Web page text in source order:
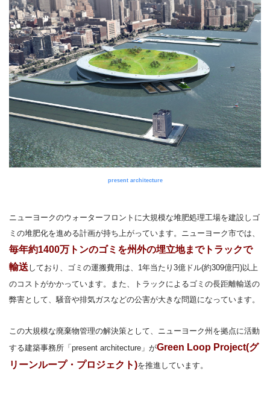
present architecture
ニューヨークのウォーターフロントに大規模な堆肥処理工場を建設しゴ
ミの堆肥化を進める計画が持ち上がっています。 ニューヨーク市では、
毎年約1400万トンのゴミを州外の埋立地までトラックで
輸送 しており、ゴミの運搬費用は、1年当たり3億ドル(約309億円)以上
のコストがかかっています。また、トラックによるゴミの長距離輸送の
弊害として、騒音や排気ガスなどの公害が大きな問題になっています。
この大規模な廃棄物管理の解決策として、ニューヨーク州を拠点に活動
する建築事務所「present architecture」がGreen Loop Project(グ
リーンループ・プロジェクト)を推進しています。